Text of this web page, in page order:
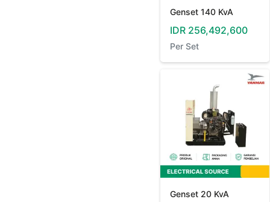
Genset 140 KvA
IDR 256,492,600
Per Set
Genset 20 KvA